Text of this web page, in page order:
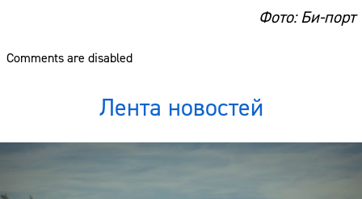
Фото: Би-порт
Comments are disabled
Лента новостей